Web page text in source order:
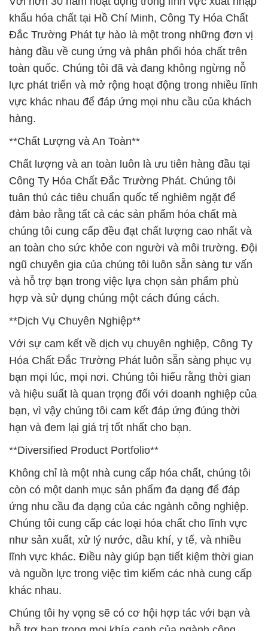
khẩu hóa chất tại Hồ Chí Minh, Công Ty Hóa Chất
Đắc Trường Phát tự hào là một trong những đơn vị
hàng đầu về cung ứng và phân phối hóa chất trên
toàn quốc. Chúng tôi đã và đang không ngừng nỗ
lực phát triển và mở rộng hoạt động trong nhiều lĩnh
vực khác nhau để đáp ứng mọi nhu cầu của khách
hàng.
**Chất Lượng và An Toàn**
Chất lượng và an toàn luôn là ưu tiên hàng đầu tại
Công Ty Hóa Chất Đắc Trường Phát. Chúng tôi
tuân thủ các tiêu chuẩn quốc tế nghiêm ngặt để
đảm bảo rằng tất cả các sản phẩm hóa chất mà
chúng tôi cung cấp đều đạt chất lượng cao nhất và
an toàn cho sức khỏe con người và môi trường. Đội
ngũ chuyên gia của chúng tôi luôn sẵn sàng tư vấn
và hỗ trợ bạn trong việc lựa chọn sản phẩm phù
hợp và sử dụng chúng một cách đúng cách.
**Dịch Vụ Chuyên Nghiệp**
Với sự cam kết về dịch vụ chuyên nghiệp, Công Ty
Hóa Chất Đắc Trường Phát luôn sẵn sàng phục vụ
bạn mọi lúc, mọi nơi. Chúng tôi hiểu rằng thời gian
và hiệu suất là quan trọng đối với doanh nghiệp của
bạn, vì vậy chúng tôi cam kết đáp ứng đúng thời
hạn và đem lại giá trị tốt nhất cho bạn.
**Diversified Product Portfolio**
Không chỉ là một nhà cung cấp hóa chất, chúng tôi
còn có một danh mục sản phẩm đa dạng để đáp
ứng nhu cầu đa dạng của các ngành công nghiệp.
Chúng tôi cung cấp các loại hóa chất cho lĩnh vực
như sản xuất, xử lý nước, dầu khí, y tế, và nhiều
lĩnh vực khác. Điều này giúp bạn tiết kiệm thời gian
và nguồn lực trong việc tìm kiếm các nhà cung cấp
khác nhau.
Chúng tôi hy vọng sẽ có cơ hội hợp tác với bạn và